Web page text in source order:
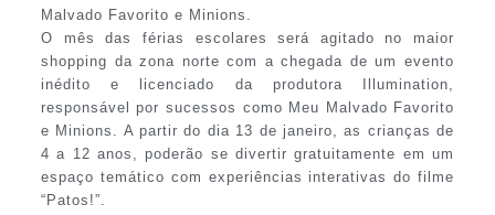
Malvado Favorito e Minions.
O mês das férias escolares será agitado no maior
shopping da zona norte com a chegada de um evento
inédito e licenciado da produtora Illumination,
responsável por sucessos como Meu Malvado Favorito
e Minions. A partir do dia 13 de janeiro, as crianças de
4 a 12 anos, poderão se divertir gratuitamente em um
espaço temático com experiências interativas do filme
“Patos!”.